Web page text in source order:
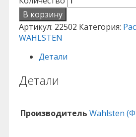
В корзину
Артикул: 22502 Категория:
WAHLSTEN
Детали
Детали
Производитель Wahlsten